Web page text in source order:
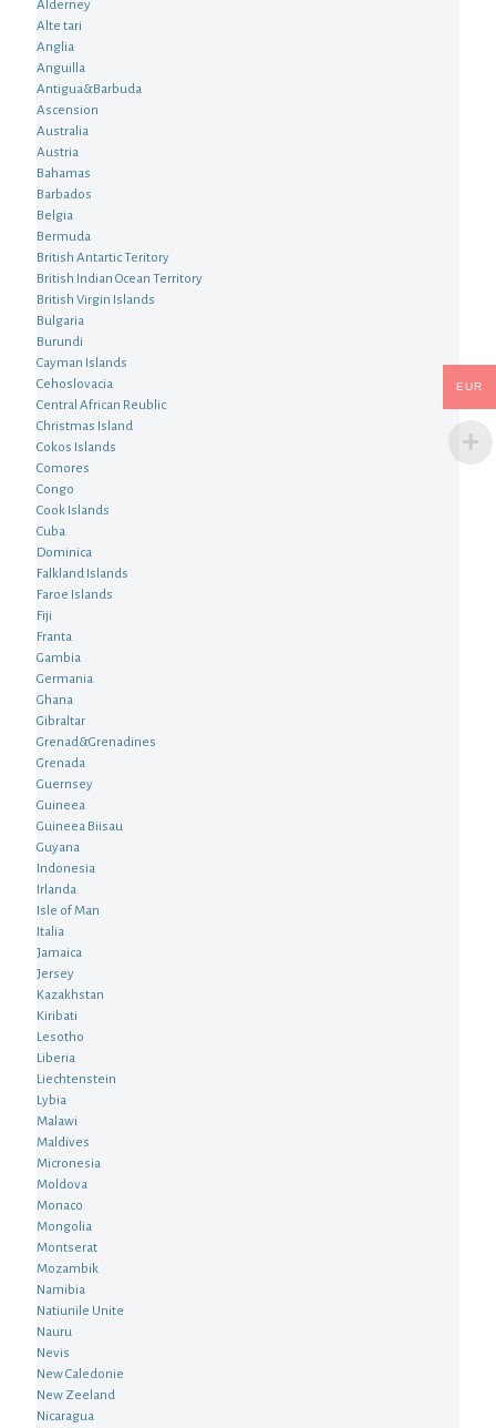
Alderney
Alte tari
Anglia
Anguilla
Antigua&Barbuda
Ascension
Australia
Austria
Bahamas
Barbados
Belgia
Bermuda
British Antartic Teritory
British Indian Ocean Territory
British Virgin Islands
Bulgaria
Burundi
Cayman Islands
Cehoslovacia
Central African Reublic
Christmas Island
Cokos Islands
Comores
Congo
Cook Islands
Cuba
Dominica
Falkland Islands
Faroe Islands
Fiji
Franta
Gambia
Germania
Ghana
Gibraltar
Grenad&Grenadines
Grenada
Guernsey
Guineea
Guineea Biisau
Guyana
Indonesia
Irlanda
Isle of Man
Italia
Jamaica
Jersey
Kazakhstan
Kiribati
Lesotho
Liberia
Liechtenstein
Lybia
Malawi
Maldives
Micronesia
Moldova
Monaco
Mongolia
Montserat
Mozambik
Namibia
Natiunile Unite
Nauru
Nevis
New Caledonie
New Zeeland
Nicaragua
EUR